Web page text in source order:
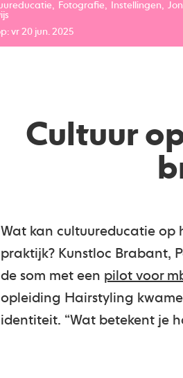
Fotografie Instellingen
vr 20 jun. 2025
Cultuur
Wat kan cultuureducatie op
praktijk? Kunstloc Brabant,
de som met een pilot voor
opleiding Hairstyling
identiteit. “Wat betekent je